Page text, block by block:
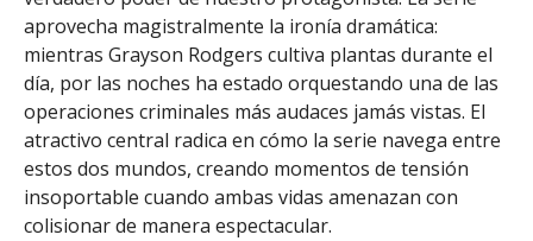
aprovecha magistralmente la ironía dramática:
mientras Grayson Rodgers cultiva plantas durante el
día, por las noches ha estado orquestando una de las
operaciones criminales más audaces jamás vistas. El
atractivo central radica en cómo la serie navega entre
estos dos mundos, creando momentos de tensión
insoportable cuando ambas vidas amenazan con
colisionar de manera espectacular.